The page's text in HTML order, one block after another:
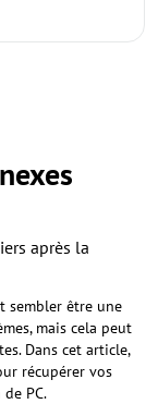
après la
sembler être une
mais cela peut
Dans cet article,
récupérer vos
PC.